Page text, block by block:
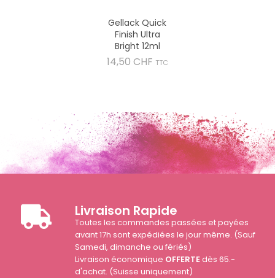
Gellack Quick
Finish Ultra
Bright 12ml
14,50 CHF Prix
TTC
Livraison Rapide
Toutes les commandes passées et payées
avant 17h sont expédiées le jour même. (Sauf
Samedi, dimanche ou fériés)
Livraison économique OFFERTEdès 65.-
d'achat. (Suisse uniquement)